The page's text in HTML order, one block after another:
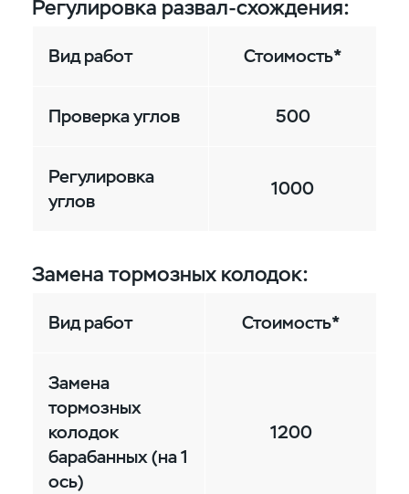
Регулировка развал-схождения:
Вид работ Стоимость*
Проверка углов 500
Регулировка
углов
1000
Замена тормозных колодок:
Вид работ Стоимость*
Замена
тормозных
колодок
барабанных (на 1
ось)
1200